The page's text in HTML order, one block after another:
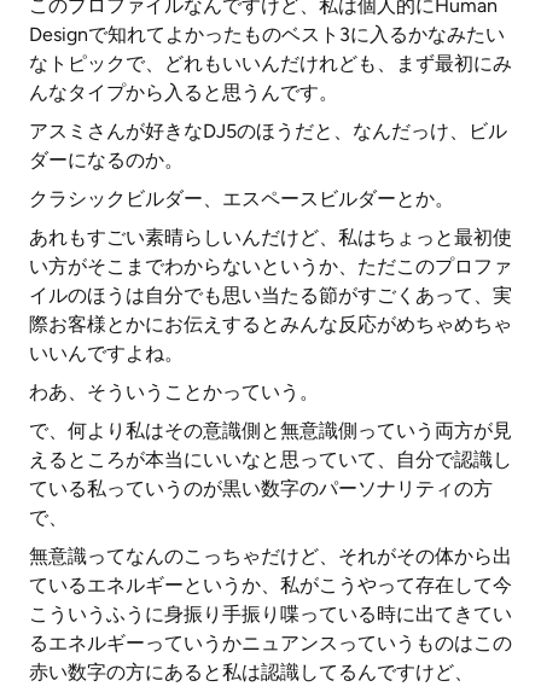
このプロファイルなんですけど、私は個人的にHuman
Designで知れてよかったものベスト3に入るかなみたい
なトピックで、どれもいいんだけれども、まず最初にみ
んなタイプから入ると思うんです。
アスミさんが好きなDJ5のほうだと、なんだっけ、ビル
ダーになるのか。
クラシックビルダー、エスペースビルダーとか。
あれもすごい素晴らしいんだけど、私はちょっと最初使
い方がそこまでわからないというか、ただこのプロファ
イルのほうは自分でも思い当たる節がすごくあって、実
際お客様とかにお伝えするとみんな反応がめちゃめちゃ
いいんですよね。
わあ、そういうことかっていう。
で、何より私はその意識側と無意識側っていう両方が見
えるところが本当にいいなと思っていて、自分で認識し
ている私っていうのが黒い数字のパーソナリティの方
で、
無意識ってなんのこっちゃだけど、それがその体から出
ているエネルギーというか、私がこうやって存在して今
こういうふうに身振り手振り喋っている時に出てきてい
るエネルギーっていうかニュアンスっていうものはこの
赤い数字の方にあると私は認識してるんですけど、